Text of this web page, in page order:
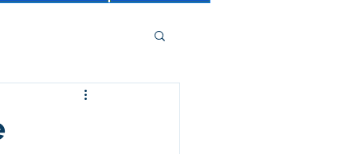
e Finanças